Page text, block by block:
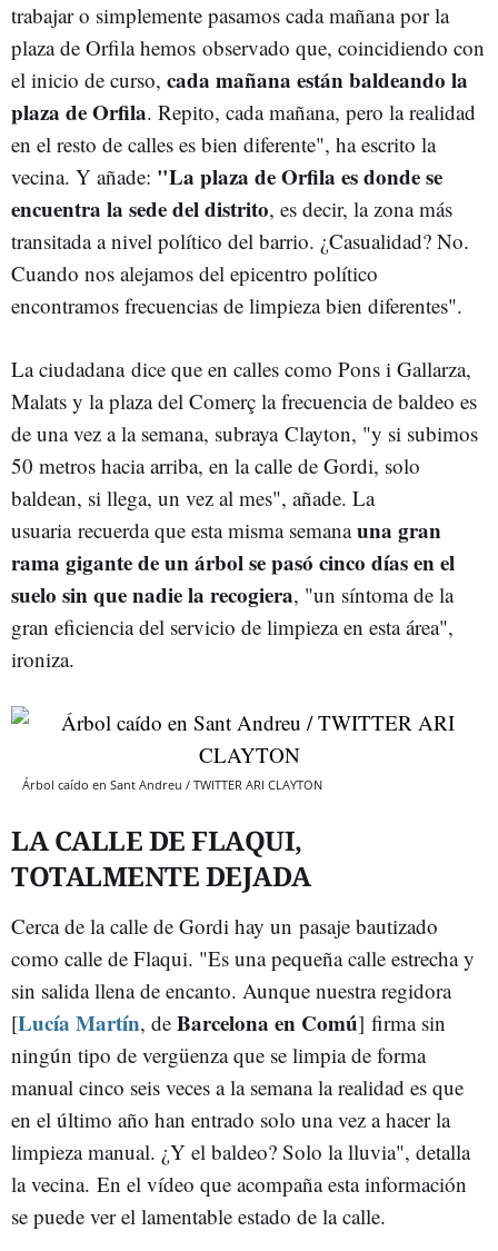
trabajar o simplemente pasamos cada mañana por la
plaza de Orfila hemos observado que, coincidiendo con
el inicio de curso, cada mañana están baldeando la
plaza de Orfila. Repito, cada mañana, pero la realidad
en el resto de calles es bien diferente", ha escrito la
vecina. Y añade: "La plaza de Orfila es donde se
encuentra la sede del distrito, es decir, la zona más
transitada a nivel político del barrio. ¿Casualidad? No.
Cuando nos alejamos del epicentro político
encontramos frecuencias de limpieza bien diferentes".
La ciudadana dice que en calles como Pons i Gallarza,
Malats y la plaza del Comerç la frecuencia de baldeo es
de una vez a la semana, subraya Clayton, "y si subimos
50 metros hacia arriba, en la calle de Gordi, solo
baldean, si llega, un vez al mes", añade. La
usuaria recuerda que esta misma semanauna gran
rama gigante de un árbol se pasó cinco días en el
suelo sin que nadie la recogiera, "un síntoma de la
gran eficiencia del servicio de limpieza en esta área",
ironiza.
Árbol caído en Sant Andreu / TWITTER ARI CLAYTON
LA CALLE DE FLAQUI,
TOTALMENTE DEJADA
Cerca de la calle de Gordi hay un pasaje bautizado
como calle de Flaqui. "Es una pequeña calle estrecha y
sin salida llena de encanto. Aunque nuestra regidora
[Lucía Martín, de Barcelona en Comú] firma sin
ningún tipo de vergüenza que se limpia de forma
manual cinco seis veces a la semana la realidad es que
en el último año han entrado solo una vez a hacer la
limpieza manual. ¿Y el baldeo? Solo la lluvia", detalla
la vecina. En el vídeo que acompaña esta información
se puede ver el lamentable estado de la calle.